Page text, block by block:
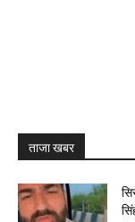
ताजा खबर